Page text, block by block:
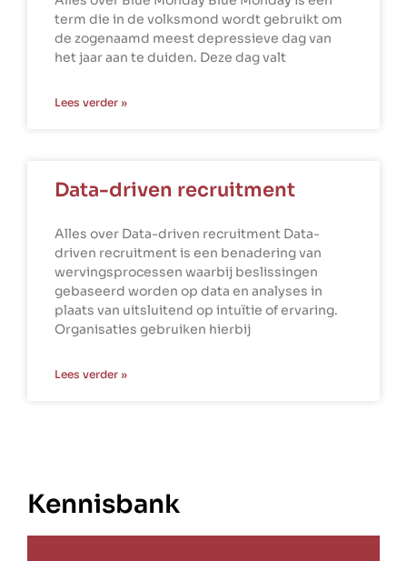
term die in de volksmond wordt gebruikt om
de zogenaamd meest depressieve dag van
het jaar aan te duiden. Deze dag valt
Lees verder »
Data-driven recruitment
Alles over Data-driven recruitment Data-
driven recruitment is een benadering van
wervingsprocessen waarbij beslissingen
gebaseerd worden op data en analyses in
plaats van uitsluitend op intuïtie of ervaring.
Organisaties gebruiken hierbij
Lees verder »
Kennisbank